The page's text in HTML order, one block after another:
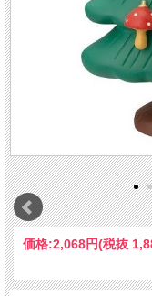
価格:2,068円(税抜